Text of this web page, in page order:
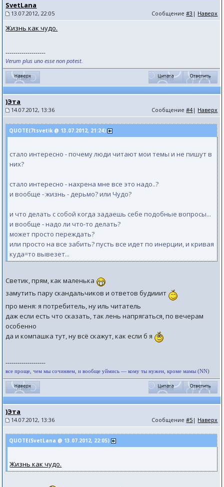
SvetLana
13.07.2012, 22:05 Сообщение#3 | Наверх
Жизнь как чудо.
--------------------
Verum plus uno esse non potest.
)Эта
14.07.2012, 13:36 Сообщение#4| Наверх
QUOTE(7tsvetik @ 13.07.2012, 21:24)
стало интересно - почему люди читают мои темы и не пишут в
них?
стало интересно - нахрена мне все это надо..?
и вообще - жизнь - дерьмо? или Чудо?
и что делать с собой когда задаешь себе подобные вопросы...
и вообще - надо ли что-то делать?
может просто переждать?
или просто на все забить? пусть все идет по инерции, и кривая
куда=то вывезет...
Светик, прям, как маленька
замутить пару скандальчиков и ответов будииит
про меня: я потребитель, ну иль читатель
даж если есть что сказать, так лень напрягаться, по вечерам
особенно
да и компашка тут, ну всё скажут, как если б я
--------------------
все проще, чем мы сочиняем, и вообще уймись — кому ты нужен, кроме мамы (NN)
)Эта
14.07.2012, 13:36 Сообщение#5 | Наверх
QUOTE(SvetLana @ 13.07.2012, 22:05)
Жизнь как чудо.